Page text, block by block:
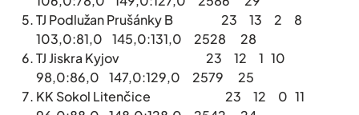
TJ Podlužan Prušánky B 23 13 2 8
103,0:81,0 145,0:131,0 2528 28
TJ Jiskra Kyjov 23 12 1 10
98,0:86,0 147,0:129,0 2579 25
KK Sokol Litenčice 23 12 0 11